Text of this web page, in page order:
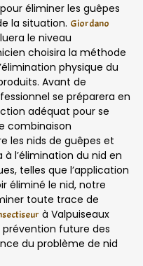
éliminer les guêpes
la situation. Giordano
le niveau
choisira la méthode
physique du
Avant de
se préparera en
adéquat pour se
combinaison
les nids de guêpes et
l’élimination du nid en
telles que l’application
éliminé le nid, notre
toute trace de
à Valpuiseaux
prévention future des
du problème de nid